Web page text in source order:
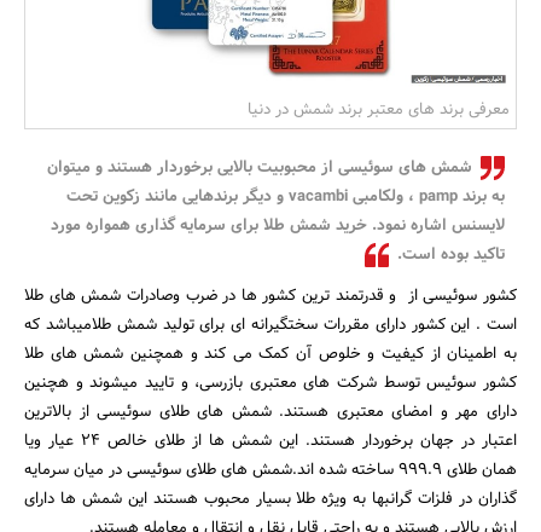
معرفی برند های معتبر برند شمش در دنیا
شمش های سوئیسی از محبوبیت بالایی برخوردار هستند و میتوان
به برند pamp ، ولکامبی vacambi و دیگر برندهایی مانند زکوین تحت
لایسنس اشاره نمود. خرید شمش طلا برای سرمایه گذاری همواره مورد
تاکید بوده است.
کشور سوئیسی از و قدرتمند ترین کشور ها در ضرب وصادرات شمش های طلا
است . این کشور دارای مقررات سختگیرانه ای برای تولید شمش طلامیباشد که
به اطمینان از کیفیت و خلوص آن کمک می کند و همچنین شمش های طلا
کشور سوئیس توسط شرکت های معتبری بازرسی، و تایید میشوند و هچنین
دارای مهر و امضای معتبری هستند. شمش های طلای سوئیسی از بالاترین
اعتبار در جهان برخوردار هستند. این شمش ها از طلای خالص 24 عیار ویا
همان طلای 999.9 ساخته شده اند.شمش های طلای سوئیسی در میان سرمایه
گذاران در فلزات گرانبها به ویژه طلا بسیار محبوب هستند این شمش ها دارای